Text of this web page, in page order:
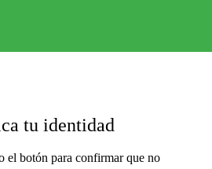
tu identidad
el botón para confirmar que no